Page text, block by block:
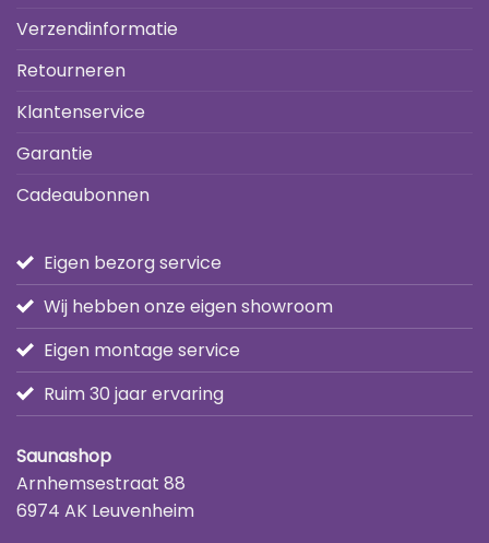
Verzendinformatie
Retourneren
Klantenservice
Garantie
Cadeaubonnen
Eigen bezorg service
Wij hebben onze eigen showroom
Eigen montage service
Ruim 30 jaar ervaring
Saunashop
Arnhemsestraat 88
6974 AK Leuvenheim